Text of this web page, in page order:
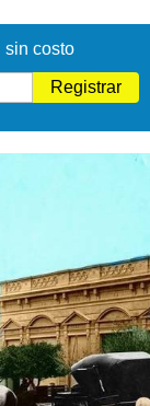
sin costo
Registrar